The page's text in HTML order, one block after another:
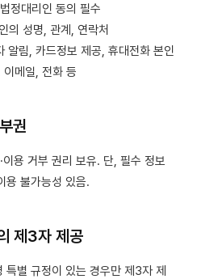
정대리인 동의 필수
의 성명, 관계, 연락처
알림, 카드정보 제공, 휴대전화 본인
메일, 전화 등
권
이용 거부 권리 보유. 단, 필수 정보
용 불가능성 있음.
제3자 제공
특별 규정이 있는 경우만 제3자 제